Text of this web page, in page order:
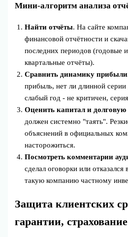
Мини-алгоритм анализа
Найти отчёты. На сайте
финансовой отчётности и
последних периодов (годовые
квартальные отчёты).
Сравнить динамику прибыли
прибыль, нет ли длинной
слабый год - не критичен,
Оценить капитал и долговую
должен системно "таять".
объяснений в официальных
насторожиться.
Посмотреть комментарии
сделал оговорки или
такую компанию частному
Защита клиентских
гарантии,